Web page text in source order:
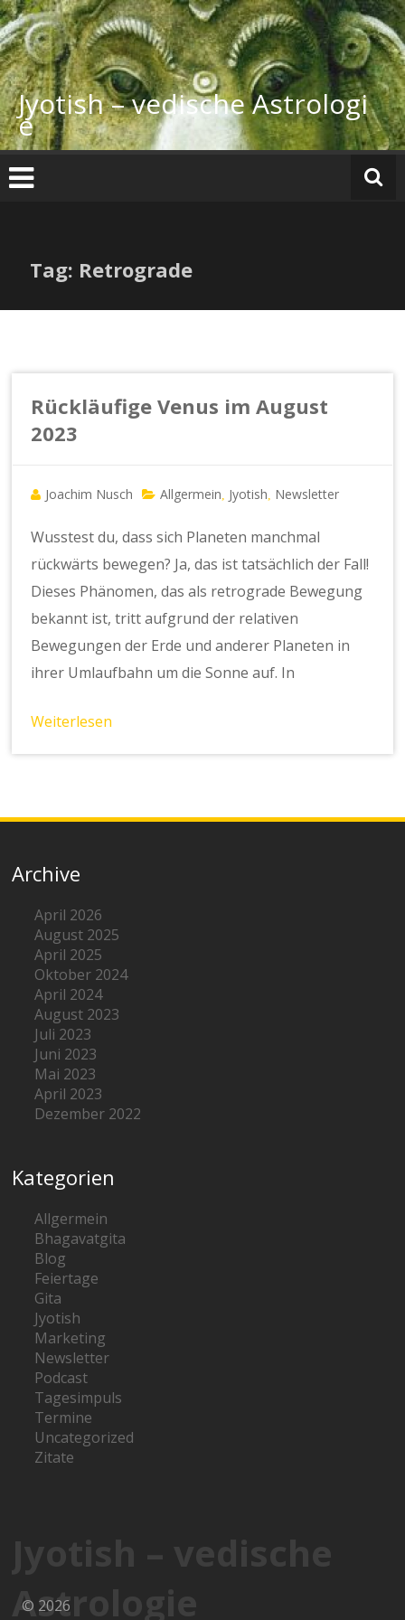
Zum
Inhalt
springen
Jyotish – vedische Astrologi
e
Tag: Retrograde
Rückläufige Venus im August
2023
Joachim Nusch Allgermein Jyotish Newsletter
Wusstest du, dass sich Planeten manchmal
rückwärts bewegen? Ja, das ist tatsächlich der Fall!
Dieses Phänomen, das als retrograde Bewegung
bekannt ist, tritt aufgrund der relativen
Bewegungen der Erde und anderer Planeten in
ihrer Umlaufbahn um die Sonne auf. In
Weiterlesen
Archive
April 2026
August 2025
April 2025
Oktober 2024
April 2024
August 2023
Juli 2023
Juni 2023
Mai 2023
April 2023
Dezember 2022
Kategorien
Allgermein
Bhagavatgita
Blog
Feiertage
Gita
Jyotish
Marketing
Newsletter
Podcast
Tagesimpuls
Termine
Uncategorized
Zitate
Jyotish – vedische
Astrologie
© 2026